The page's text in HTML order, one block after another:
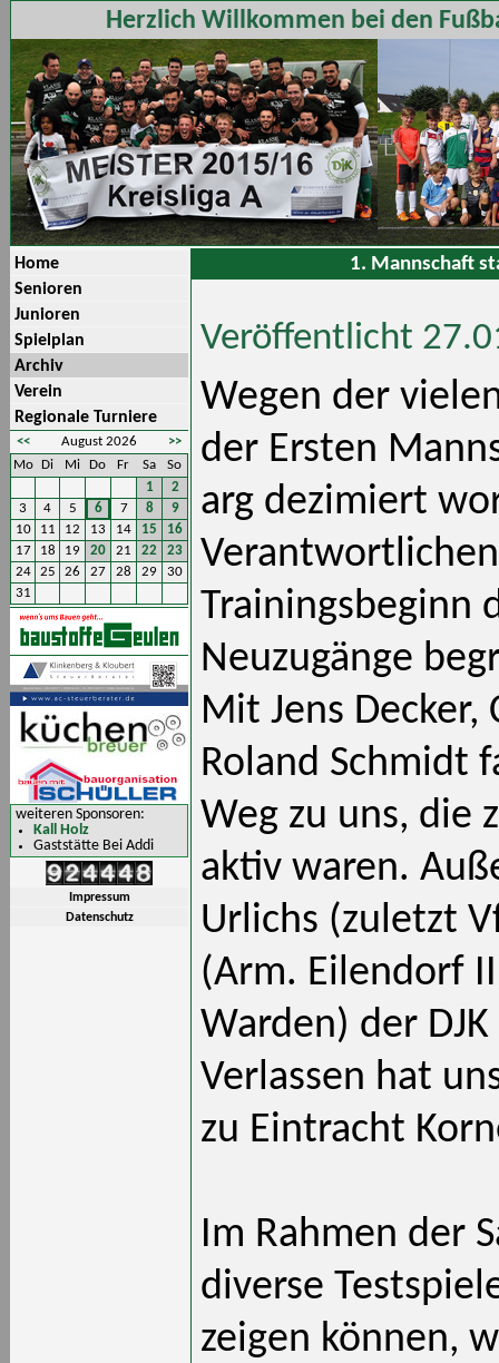
Herzlich Willkommen bei den
Home
Senioren
Junioren
Spielplan
Archiv
Verein
Regionale Turniere
<< >>
August 2026
Mo Di Mi Do Fr Sa
So
1
2
3
4 5 6 7 8
9
10
11 12 13 14 15
16
17
18 19 20 21 22
23
24
25 26 27 28 29
30
31
weiteren Sponsoren:
Kall Holz
Gaststätte Bei Addi
Impressum
Datenschutz
1. Mannschaft
Veröffentlicht
Wegen der
der Ersten
arg dezimiert
Trainingsbeginn
Neuzugänge
Mit Jens
Roland Schmidt
Weg zu uns, die
aktiv waren.
Urlichs (zuletzt
(Arm. Eilendorf
Warden) der
Verlassen hat
zu Eintracht
Im Rahmen der
diverse
zeigen können,